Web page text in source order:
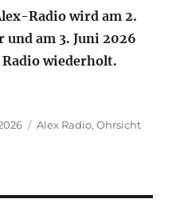
Radio wird am 2.
und am 3. Juni 2026
wiederholt.
Kategorien
Alex Radio,Ohrsicht